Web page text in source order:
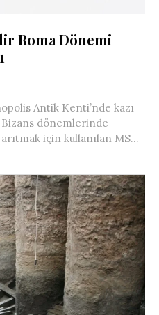
Roma Dönemi
Antik Kenti’nde kazı
dönemlerinde
için kullanılan MS...